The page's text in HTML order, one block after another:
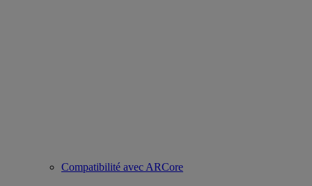
Compatibilité avec ARCore